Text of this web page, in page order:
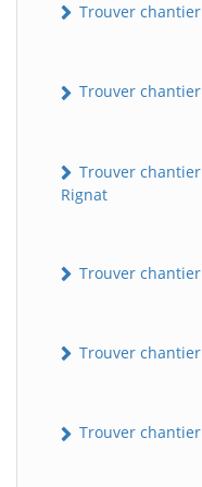
Trouver
Trouver
Trouver
Rignat
Trouver
Trouver
Trouver